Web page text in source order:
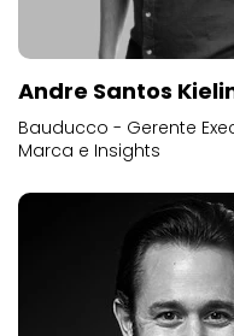
Andre Santos
Bauducco - Gerente
Marca e Insights